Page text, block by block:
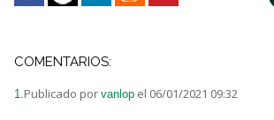
COMENTARIOS:
1. Publicado por vanlop el 06/01/2021 09:32